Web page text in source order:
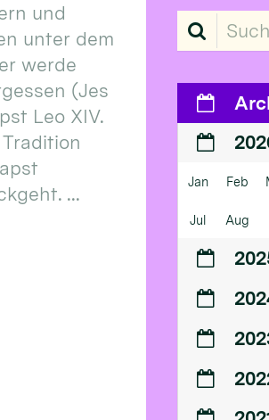
und
unter dem
werde
(Jes
Leo XIV.
...
Suche in
Jan Feb
Jul Aug